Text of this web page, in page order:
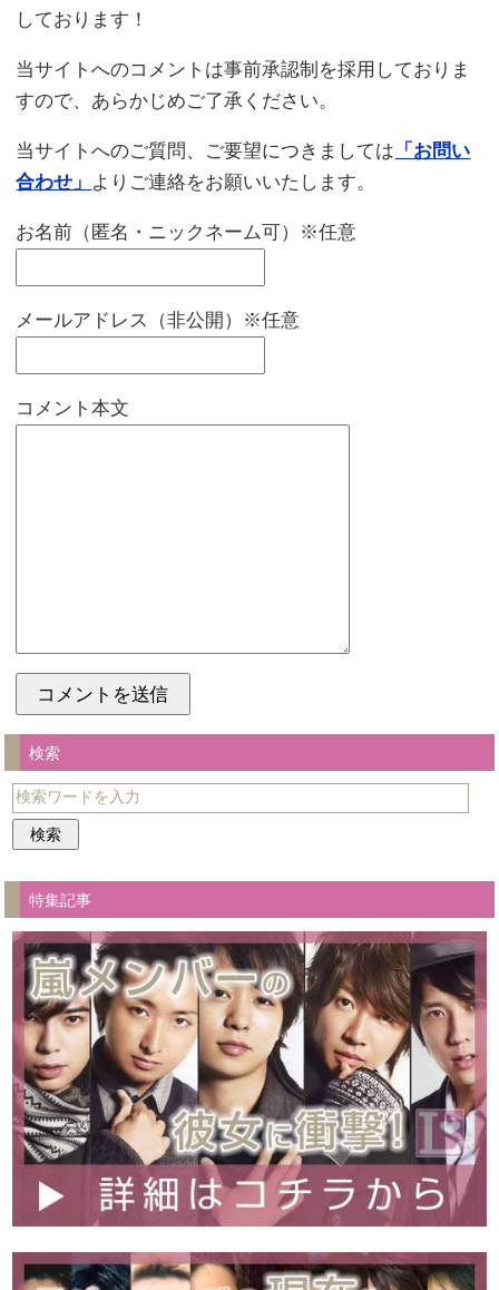
しております！
当サイトへのコメントは事前承認制を採用しておりま
すので、あらかじめご了承ください。
当サイトへのご質問、ご要望につきましては 「お問い
合わせ」 よりご連絡をお願いいたします。
お名前（匿名・ニックネーム可）※任意
メールアドレス（非公開）※任意
コメント本文
検索
特集記事